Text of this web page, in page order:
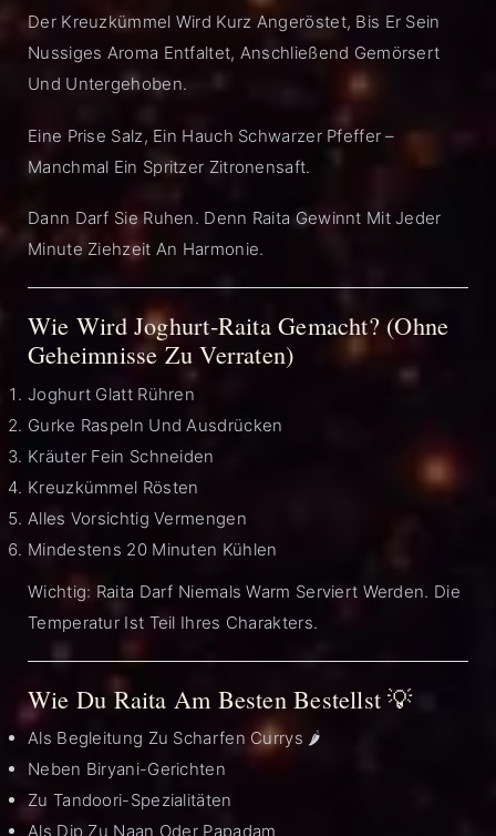
Der Kreuzkümmel Wird Kurz Angeröstet, Bis Er Sein
Nussiges Aroma Entfaltet, Anschließend Gemörsert
Und Untergehoben.
Eine Prise Salz, Ein Hauch Schwarzer Pfeffer –
Manchmal Ein Spritzer Zitronensaft.
Dann Darf Sie Ruhen. Denn Raita Gewinnt Mit Jeder
Minute Ziehzeit An Harmonie.
Wie Wird Joghurt-Raita Gemacht? (ohne
Geheimnisse Zu Verraten)
Joghurt Glatt Rühren
Gurke Raspeln Und Ausdrücken
Kräuter Fein Schneiden
Kreuzkümmel Rösten
Alles Vorsichtig Vermengen
Mindestens 20 Minuten Kühlen
Wichtig: Raita Darf Niemals Warm Serviert Werden. Die
Temperatur Ist Teil Ihres Charakters.
Wie Du Raita Am Besten Bestellst 💡
Als Begleitung Zu Scharfen Currys 🌶️
Neben Biryani-Gerichten
Zu Tandoori-Spezialitäten
Als Dip Zu Naan Oder Papadam